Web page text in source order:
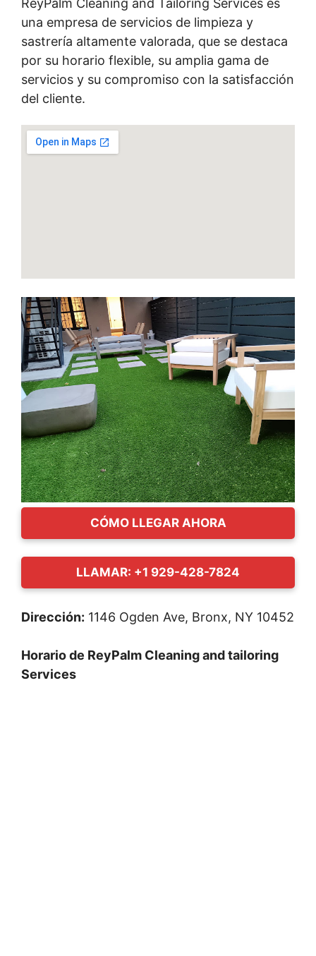
ReyPalm Cleaning and Tailoring Services es
una empresa de servicios de limpieza y
sastrería altamente valorada, que se destaca
por su horario flexible, su amplia gama de
servicios y su compromiso con la satisfacción
del cliente.
CÓMO LLEGAR AHORA
LLAMAR: +1 929-428-7824
Dirección: 1146 Ogden Ave, Bronx, NY 10452
Horario de ReyPalm Cleaning and tailoring
Services